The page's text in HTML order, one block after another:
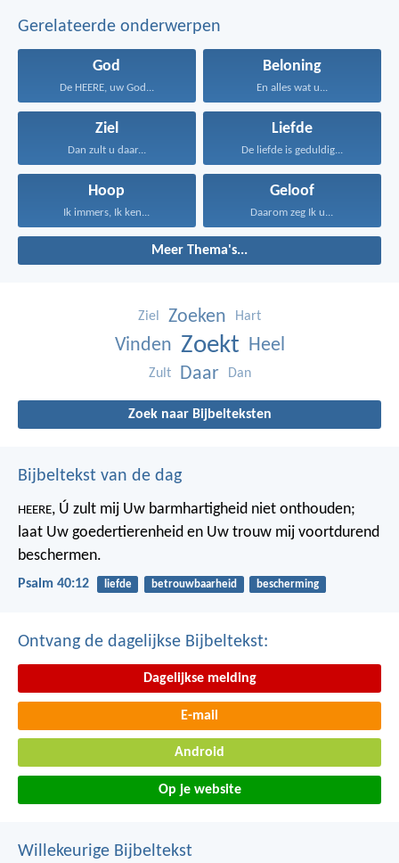
Gerelateerde onderwerpen
God
De HEERE, uw God...
Beloning
En alles wat u...
Ziel
Dan zult u daar...
Liefde
De liefde is geduldig...
Hoop
Ik immers, Ik ken...
Geloof
Daarom zeg Ik u...
Meer Thema's...
Ziel Zoeken Hart
Vinden Zoekt Heel
Zult Daar Dan
Zoek naar Bijbelteksten
Bijbeltekst van de dag
HEERE, Ú zult mij Uw barmhartigheid niet onthouden;
laat Uw goedertierenheid en Uw trouw mij voortdurend
beschermen.
Psalm 40:12 liefde betrouwbaarheid bescherming
Ontvang de dagelijkse Bijbeltekst:
Dagelijkse melding
E-mail
Android
Op je website
Willekeurige Bijbeltekst